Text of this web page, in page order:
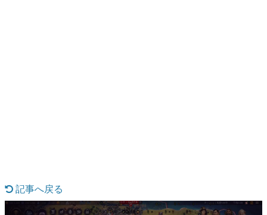
マンガ
女性向け
記事へ戻る